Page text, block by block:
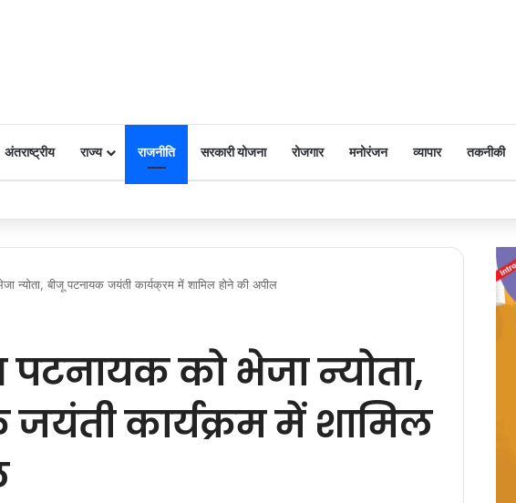
अंतराष्ट्रीय राज्य राजनीति सरकारी योजना रोजगार मनोरंजन व्यापार तकनीकी
राय की जयंती पर किया नमन
न्योता, बीजू पटनायक जयंती कार्यक्रम में शामिल होने की अपील
पटनायक को भेजा न्योता,
कार्यक्रम में शामिल